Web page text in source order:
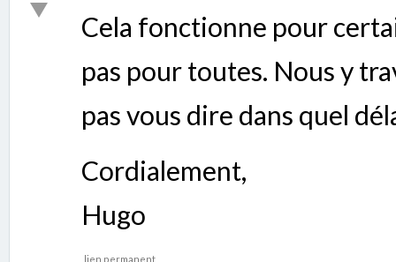
Cela fonctionne pour
pas pour toutes. Nous y
pas vous dire dans quel
Cordialement,
Hugo
lien permanent